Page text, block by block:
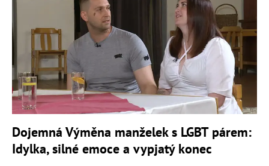
Dojemná Výměna manželek s LGBT párem:
Idylka, silné emoce a vypjatý konec